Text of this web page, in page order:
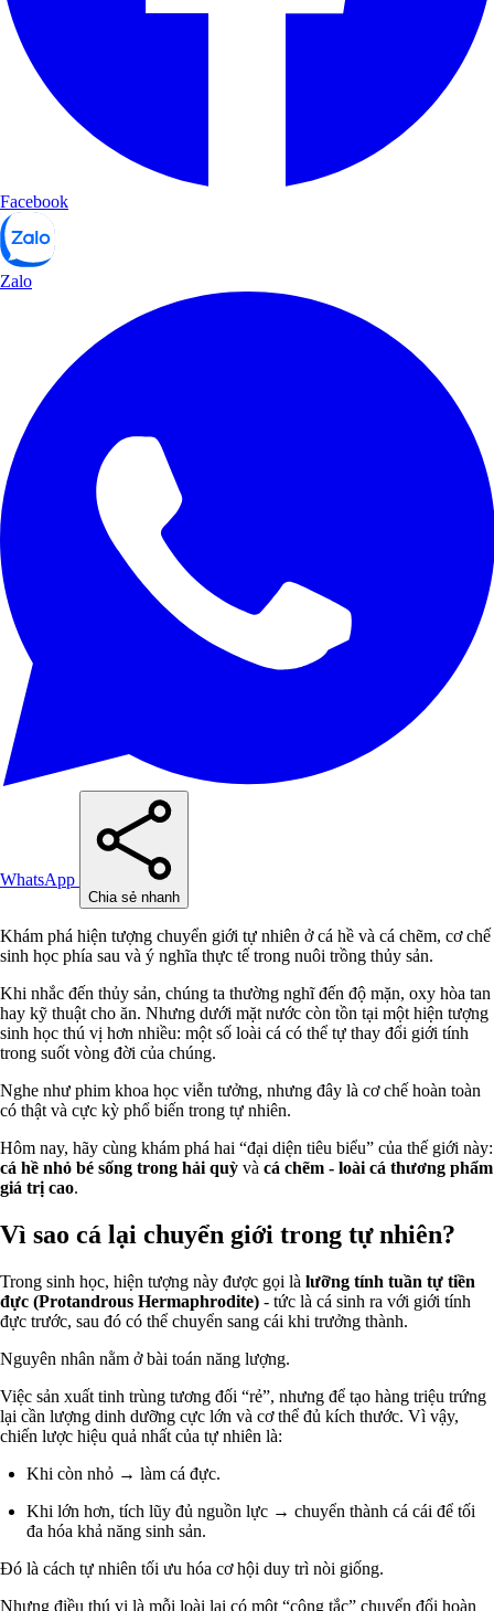
Facebook
Zalo
WhatsApp
Chia sẻ nhanh
Khám phá hiện tượng chuyển giới tự nhiên ở cá hề và cá chẽm, cơ chế
sinh học phía sau và ý nghĩa thực tế trong nuôi trồng thủy sản.
Khi nhắc đến thủy sản, chúng ta thường nghĩ đến độ mặn, oxy hòa tan
hay kỹ thuật cho ăn. Nhưng dưới mặt nước còn tồn tại một hiện tượng
sinh học thú vị hơn nhiều: một số loài cá có thể tự thay đổi giới tính
trong suốt vòng đời của chúng.
Nghe như phim khoa học viễn tưởng, nhưng đây là cơ chế hoàn toàn
có thật và cực kỳ phổ biến trong tự nhiên.
Hôm nay, hãy cùng khám phá hai “đại diện tiêu biểu” của thế giới này:
cá hề nhỏ bé sống trong hải quỳ và cá chẽm - loài cá thương phẩm
giá trị cao.
Vì sao cá lại chuyển giới trong tự nhiên?
Trong sinh học, hiện tượng này được gọi là lưỡng tính tuần tự tiền
đực (Protandrous Hermaphrodite) - tức là cá sinh ra với giới tính
đực trước, sau đó có thể chuyển sang cái khi trưởng thành.
Nguyên nhân nằm ở bài toán năng lượng.
Việc sản xuất tinh trùng tương đối “rẻ”, nhưng để tạo hàng triệu trứng
lại cần lượng dinh dưỡng cực lớn và cơ thể đủ kích thước. Vì vậy,
chiến lược hiệu quả nhất của tự nhiên là:
Khi còn nhỏ → làm cá đực.
Khi lớn hơn, tích lũy đủ nguồn lực → chuyển thành cá cái để tối
đa hóa khả năng sinh sản.
Đó là cách tự nhiên tối ưu hóa cơ hội duy trì nòi giống.
Nhưng điều thú vị là mỗi loài lại có một “công tắc” chuyển đổi hoàn